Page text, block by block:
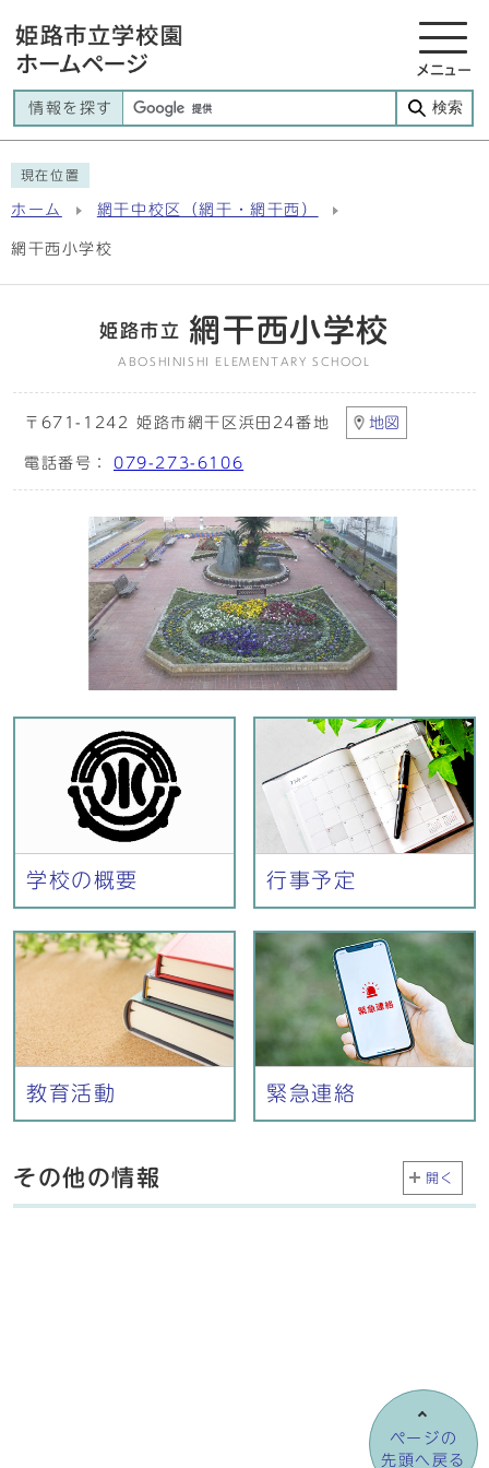
メニュー
情報を探す 検索
現在位置
ホーム 網干中校区（網干・網干西）
網干西小学校
姫路市立 網干西小学校
ABOSHINISHI ELEMENTARY SCHOOL
〒671-1242 姫路市網干区浜田24番地 地図
電話番号： 079-273-6106
学校の概要 行事予定
教育活動 緊急連絡
その他の情報 開く
ページの
先頭へ戻る